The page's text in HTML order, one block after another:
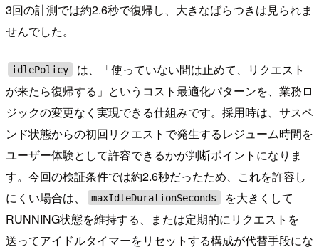
3回の計測では約2.6秒で復帰し、大きなばらつきは見られま
せんでした。
idlePolicy
は、「使っていない間は止めて、リクエスト
が来たら復帰する」というコスト最適化パターンを、業務ロ
ジックの変更なく実現できる仕組みです。採用時は、サスペ
ンド状態からの初回リクエストで発生するレジューム時間を
ユーザー体験として許容できるかが判断ポイントになりま
す。今回の検証条件では約2.6秒だったため、これを許容し
にくい場合は、
maxIdleDurationSeconds
を大きくして
RUNNING状態を維持する、または定期的にリクエストを
送ってアイドルタイマーをリセットする構成が代替手段にな